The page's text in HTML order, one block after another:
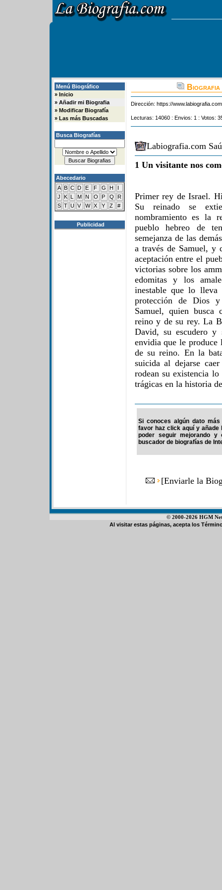
Menú Biográfico
» Inicio
» Añadir mi Biografia
» Modificar Biografía
» Las más Buscadas
Busca Biografías
Abecedario
A B C D E F G H
I
J
K L M N O P Q
R
S T U V W X Y Z #
Publicidad
Biografia
Dirección: https://
Lecturas: 14060 : Envios: 1 : Votos:
Labiografia.com
1 Un visitante nos
Primer rey de Israel.
Su reinado se
nombramiento es la
pueblo hebreo de
semejanza de las
a través de Samuel, y
aceptación entre el
victorias sobre los
edomitas y los
inestable que lo lleva
protección de Dios
Samuel, quien busca
reino y de su rey. La
David, su escudero
envidia que le produce
de su reino. En la
suicida al dejarse
rodean su existencia
trágicas en la historia
Si conoces algún dato
favor haz click aquí y
poder seguir mejorando y
buscador de biografías de
[Enviarle la
© 2000-2026 HGM
Al visitar estas páginas, acepta los